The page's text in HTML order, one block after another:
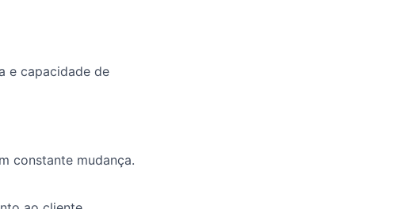
e capacidade de
constante mudança.